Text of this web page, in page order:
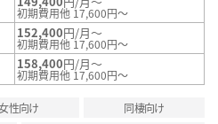
初期費用他 17,600円～
152,400円/月～
初期費用他 17,600円～
158,400円/月～
初期費用他 17,600円～
性向け
同棲向け